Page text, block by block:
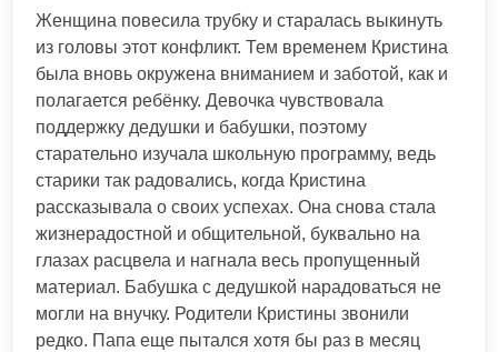
Женщина повесила трубку и старалась выкинуть
из головы этот конфликт. Тем временем Кристина
была вновь окружена вниманием и заботой, как и
полагается ребёнку. Девочка чувствовала
поддержку дедушки и бабушки, поэтому
старательно изучала школьную программу, ведь
старики так радовались, когда Кристина
рассказывала о своих успехах. Она снова стала
жизнерадостной и общительной, буквально на
глазах расцвела и нагнала весь пропущенный
материал. Бабушка с дедушкой нарадоваться не
могли на внучку. Родители Кристины звонили
редко. Папа еще пытался хотя бы раз в месяц